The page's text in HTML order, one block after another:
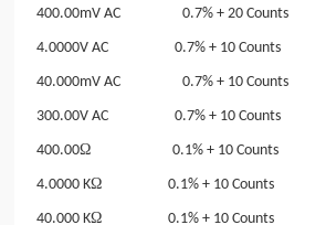
400.00mV AC 0.7% + 20 Counts
4.0000V AC 0.7% + 10 Counts
40.000mV AC 0.7% + 10 Counts
300.00V AC 0.7% + 10 Counts
400.00Ω0.1% + 10 Counts
4.0000 KΩ0.1% + 10 Counts
40.000 KΩ0.1% + 10 Counts